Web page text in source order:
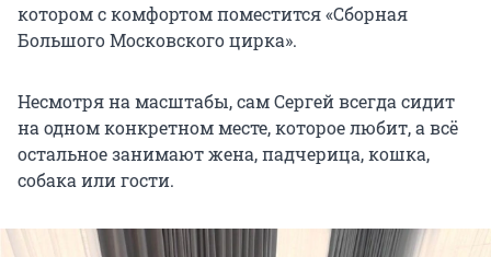
котором с комфортом поместится «Сборная
Большого Московского цирка».
Несмотря на масштабы, сам Сергей всегда сидит
на одном конкретном месте, которое любит, а всё
остальное занимают жена, падчерица, кошка,
собака или гости.